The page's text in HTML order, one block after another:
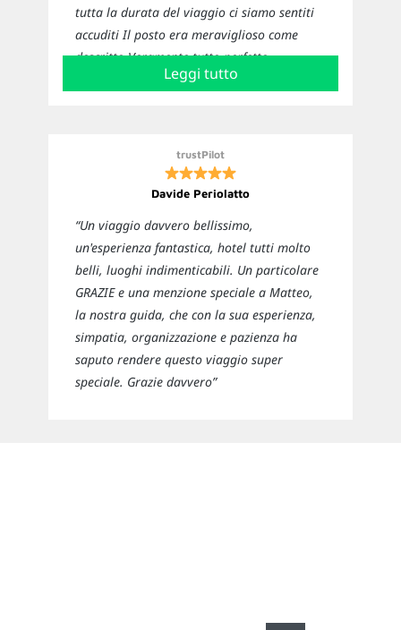
tutta la durata del viaggio ci siamo sentiti
accuditi Il posto era meraviglioso come
descritto Veramente tutto perfetto
Sicuramente ci affideremo nuovamente a
Leggi tutto
trustPilot
Davide Periolatto
“Un viaggio davvero bellissimo,
un'esperienza fantastica, hotel tutti molto
belli, luoghi indimenticabili. Un particolare
GRAZIE e una menzione speciale a Matteo,
la nostra guida, che con la sua esperienza,
simpatia, organizzazione e pazienza ha
saputo rendere questo viaggio super
speciale. Grazie davvero”